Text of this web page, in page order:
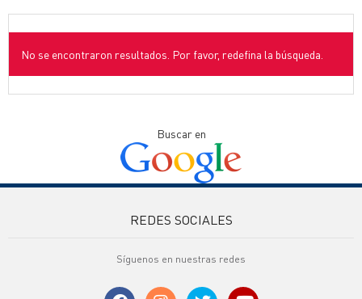
No se encontraron resultados. Por favor, redefina la búsqueda.
Buscar en
REDES SOCIALES
Síguenos en nuestras redes